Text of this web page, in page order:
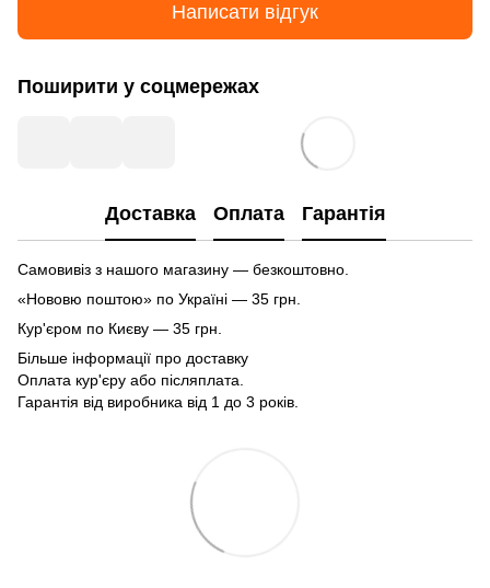
Написати відгук
Поширити у соцмережах
Доставка Оплата Гарантія
Самовивіз з нашого магазину — безкоштовно.
«Нововю поштою» по Україні — 35 грн.
Кур'єром по Києву — 35 грн.
Більше інформації про доставку
Оплата кур'єру або післяплата.
Гарантія від виробника від 1 до 3 років.